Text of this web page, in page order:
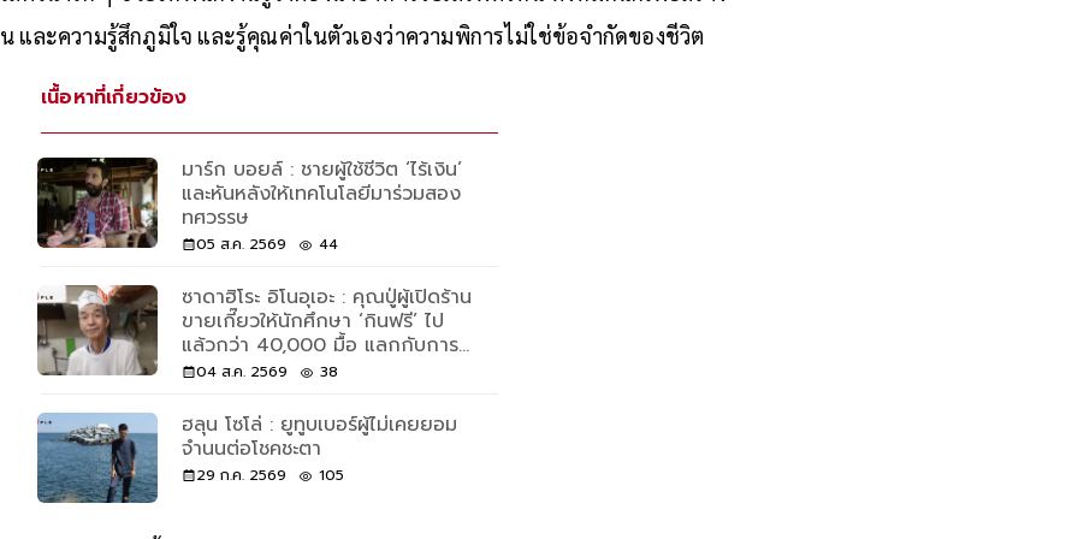
สัตว์น่ารัก ๆ ช่วยให้พนักงานรู้ว่าต้องนำอาหารไปเสิร์ฟที่ไหน ทั้งหมดนี้ก็เพื่อสร้าง
เนื้อหาที่เกี่ยวข้อง
มาร์ก บอยล์ : ชายผู้ใช้ชีวิต ‘ไร้เงิน’
และหันหลังให้เทคโนโลยีมาร่วมสอง
ทศวรรษ
05 ส.ค. 2569
ซาดาฮิโระ อิโนอุเอะ : คุณปู่ผู้เปิดร้าน
ขายเกี๊ยวให้นักศึกษา ‘กินฟรี’ ไป
แล้วกว่า 40,000 มื้อ แลกกับการ
ช่วยล้างจาน 30 นาที
04 ส.ค. 2569
ฮลุน โซโล่ : ยูทูบเบอร์ผู้ไม่เคยยอม
จำนนต่อโชคชะตา